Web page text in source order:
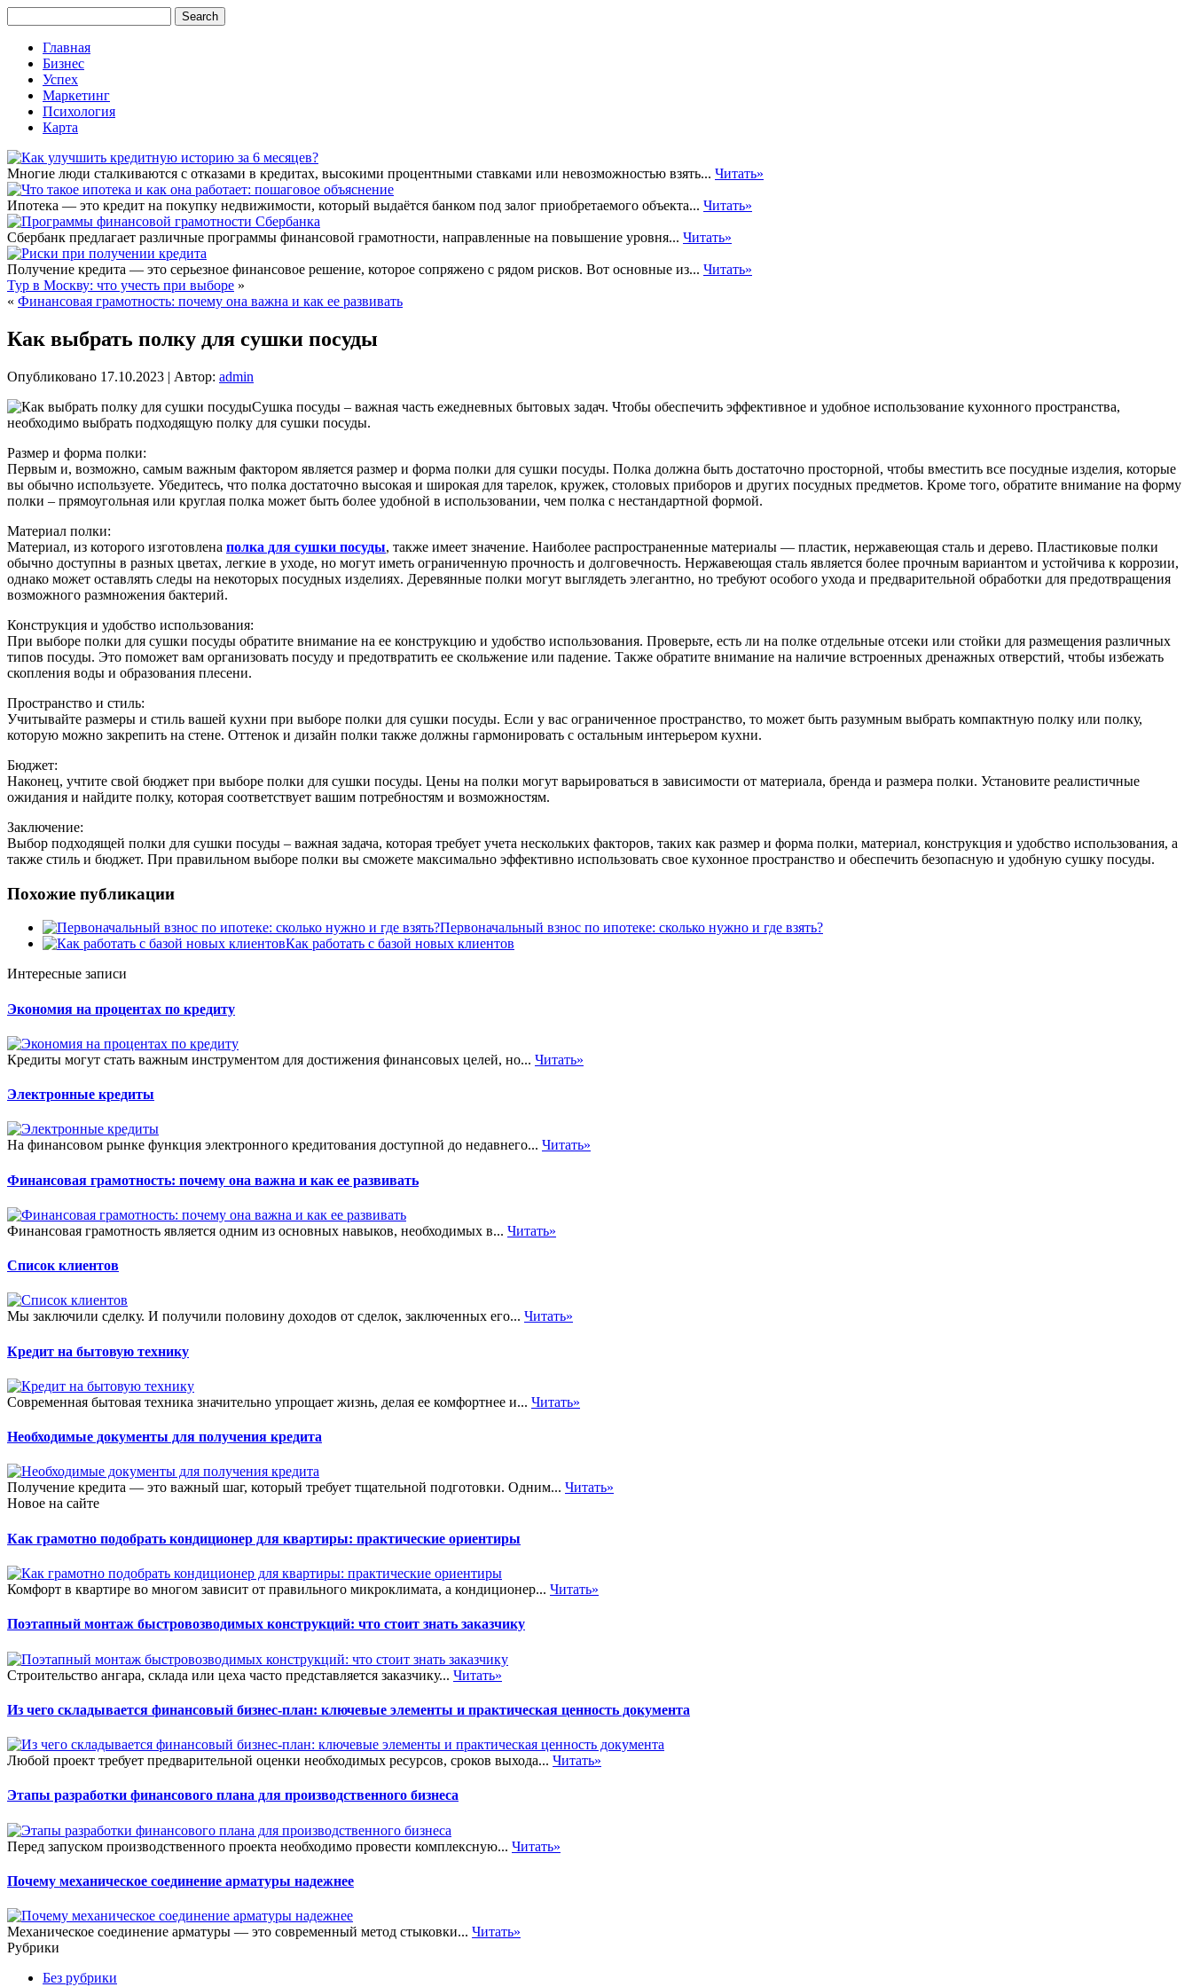
Главная
Бизнес
Успех
Маркетинг
Психология
Карта
Многие люди сталкиваются с отказами в кредитах, высокими процентными ставками или невозможностью взять... Читать»
Ипотека — это кредит на покупку недвижимости, который выдаётся банком под залог приобретаемого объекта... Читать»
Сбербанк предлагает различные программы финансовой грамотности, направленные на повышение уровня... Читать»
Получение кредита — это серьезное финансовое решение, которое сопряжено с рядом рисков. Вот основные из... Читать»
Тур в Москву: что учесть при выборе »
« Финансовая грамотность: почему она важна и как ее развивать
Как выбрать полку для сушки посуды
Опубликовано 17.10.2023 | Автор: admin
Сушка посуды – важная часть ежедневных бытовых задач. Чтобы обеспечить эффективное и удобное использование кухонного пространства,
необходимо выбрать подходящую полку для сушки посуды.
Размер и форма полки:
Первым и, возможно, самым важным фактором является размер и форма полки для сушки посуды. Полка должна быть достаточно просторной, чтобы вместить все посудные изделия, которые
вы обычно используете. Убедитесь, что полка достаточно высокая и широкая для тарелок, кружек, столовых приборов и других посудных предметов. Кроме того, обратите внимание на форму
полки – прямоугольная или круглая полка может быть более удобной в использовании, чем полка с нестандартной формой.
Материал полки:
Материал, из которого изготовлена полка для сушки посуды, также имеет значение. Наиболее распространенные материалы — пластик, нержавеющая сталь и дерево. Пластиковые полки
обычно доступны в разных цветах, легкие в уходе, но могут иметь ограниченную прочность и долговечность. Нержавеющая сталь является более прочным вариантом и устойчива к коррозии,
однако может оставлять следы на некоторых посудных изделиях. Деревянные полки могут выглядеть элегантно, но требуют особого ухода и предварительной обработки для предотвращения
возможного размножения бактерий.
Конструкция и удобство использования:
При выборе полки для сушки посуды обратите внимание на ее конструкцию и удобство использования. Проверьте, есть ли на полке отдельные отсеки или стойки для размещения различных
типов посуды. Это поможет вам организовать посуду и предотвратить ее скольжение или падение. Также обратите внимание на наличие встроенных дренажных отверстий, чтобы избежать
скопления воды и образования плесени.
Пространство и стиль:
Учитывайте размеры и стиль вашей кухни при выборе полки для сушки посуды. Если у вас ограниченное пространство, то может быть разумным выбрать компактную полку или полку,
которую можно закрепить на стене. Оттенок и дизайн полки также должны гармонировать с остальным интерьером кухни.
Бюджет:
Наконец, учтите свой бюджет при выборе полки для сушки посуды. Цены на полки могут варьироваться в зависимости от материала, бренда и размера полки. Установите реалистичные
ожидания и найдите полку, которая соответствует вашим потребностям и возможностям.
Заключение:
Выбор подходящей полки для сушки посуды – важная задача, которая требует учета нескольких факторов, таких как размер и форма полки, материал, конструкция и удобство использования, а
также стиль и бюджет. При правильном выборе полки вы сможете максимально эффективно использовать свое кухонное пространство и обеспечить безопасную и удобную сушку посуды.
Похожие публикации
Первоначальный взнос по ипотеке: сколько нужно и где взять?
Как работать с базой новых клиентов
Интересные записи
Экономия на процентах по кредиту
Кредиты могут стать важным инструментом для достижения финансовых целей, но... Читать»
Электронные кредиты
На финансовом рынке функция электронного кредитования доступной до недавнего... Читать»
Финансовая грамотность: почему она важна и как ее развивать
Финансовая грамотность является одним из основных навыков, необходимых в... Читать»
Список клиентов
Мы заключили сделку. И получили половину доходов от сделок, заключенных его... Читать»
Кредит на бытовую технику
Современная бытовая техника значительно упрощает жизнь, делая ее комфортнее и... Читать»
Необходимые документы для получения кредита
Получение кредита — это важный шаг, который требует тщательной подготовки. Одним... Читать»
Новое на сайте
Как грамотно подобрать кондиционер для квартиры: практические ориентиры
Комфорт в квартире во многом зависит от правильного микроклимата, а кондиционер... Читать»
Поэтапный монтаж быстровозводимых конструкций: что стоит знать заказчику
Строительство ангара, склада или цеха часто представляется заказчику... Читать»
Из чего складывается финансовый бизнес-план: ключевые элементы и практическая ценность документа
Любой проект требует предварительной оценки необходимых ресурсов, сроков выхода... Читать»
Этапы разработки финансового плана для производственного бизнеса
Перед запуском производственного проекта необходимо провести комплексную... Читать»
Почему механическое соединение арматуры надежнее
Механическое соединение арматуры — это современный метод стыковки... Читать»
Рубрики
Без рубрики